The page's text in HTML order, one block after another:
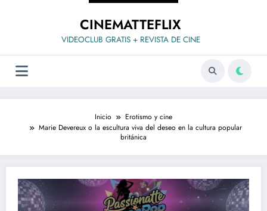
CINEMATTEFLIX
VIDEOCLUB GRATIS + REVISTA DE CINE
Inicio
Erotismo y cine
Marie Devereux o la escultura viva del deseo en la cultura popular
británica